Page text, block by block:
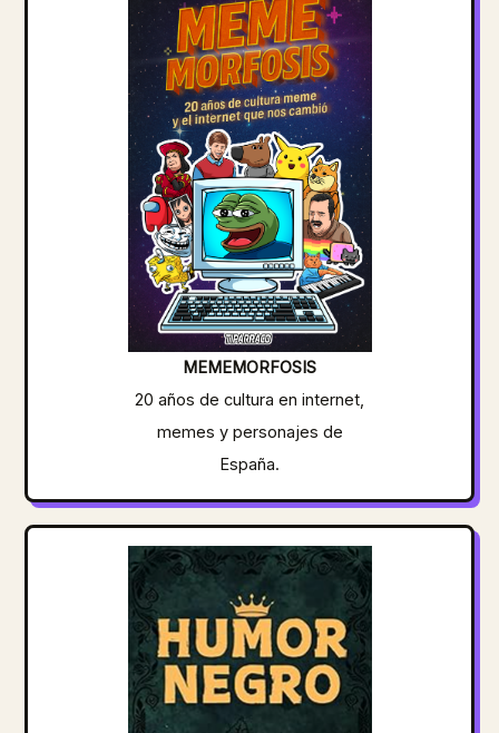
MEMEMORFOSIS
20 años de cultura en internet,
memes y personajes de
España.